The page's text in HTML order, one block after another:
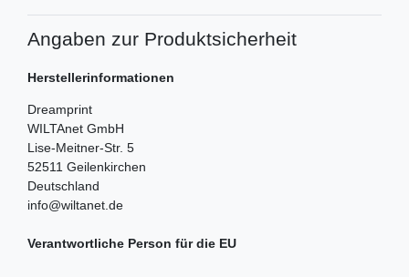
Angaben zur Produktsicherheit
Herstellerinformationen
Dreamprint
WILTAnet GmbH
Lise-Meitner-Str. 5
52511 Geilenkirchen
Deutschland
info@wiltanet.de
Verantwortliche Person für die EU